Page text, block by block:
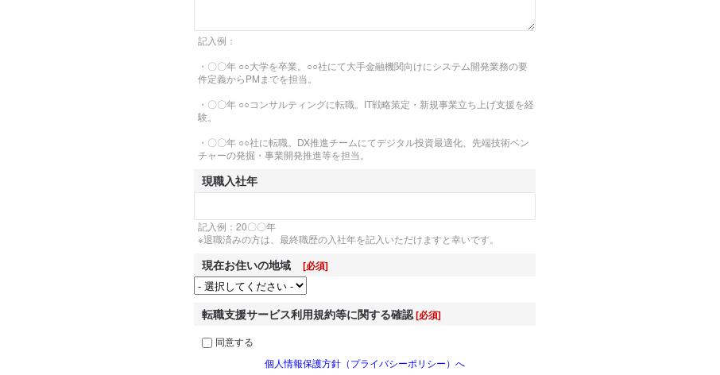
記入例：
・〇〇年 ○○大学を卒業。○○社にて大手金融機関向けにシステム開発業務の要
件定義からPMまでを担当。
・〇〇年 ○○コンサルティングに転職。IT戦略策定・新規事業立ち上げ支援を経
験。
・〇〇年 ○○社に転職。DX推進チームにてデジタル投資最適化、先端技術ベン
チャーの発掘・事業開発推進等を担当。
現職入社年
記入例：20〇〇年
※退職済みの方は、最終職歴の入社年を記入いただけますと幸いです。
現在お住いの地域 [必須]
転職支援サービス利用規約等に関する確認[必須]
同意する
個人情報保護方針（プライバシーポリシー）へ